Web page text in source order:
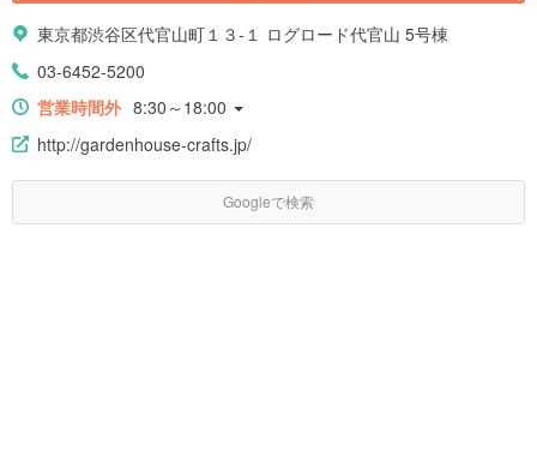
東京都渋谷区代官山町１３-１ ログロード代官山 5号棟
03-6452-5200
営業時間外 8:30～18:00
http://gardenhouse-crafts.jp/
Googleで検索